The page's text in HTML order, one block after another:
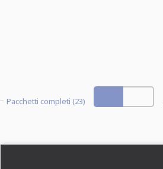
Pacchetti completi (23)